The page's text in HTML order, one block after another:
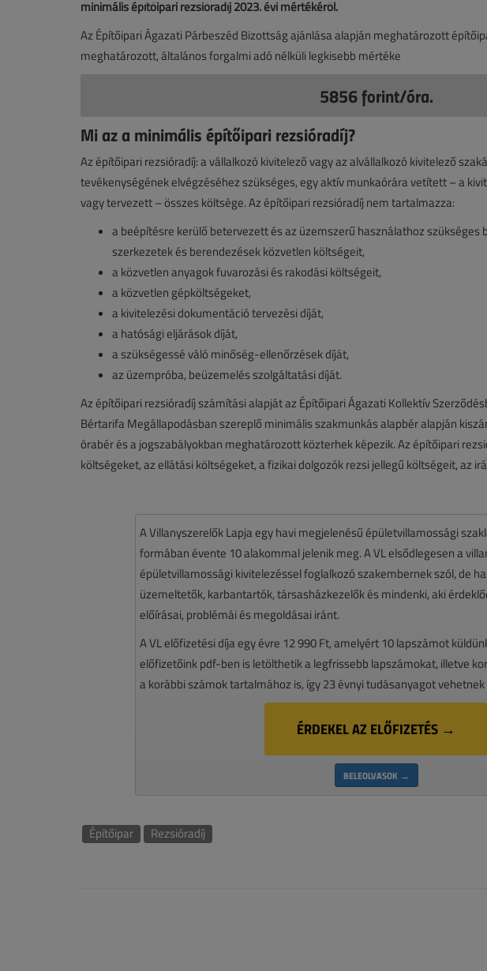
minimális építőipari rezsióradíj 2023. évi mértékéről.
Az Építőipari Ágazati Párbeszéd Bizottság ajánlása alapján meghatározott
meghatározott, általános forgalmi adó nélküli legkisebb mértéke
5856 forint/óra.
Mi az a minimális építőipari rezsióradíj?
Az építőipari rezsióradíj: a vállalkozó kivitelező vagy az alvállalkozó kivitelező
tevékenységének elvégzéséhez szükséges, egy aktív munkaórára vetített – a
vagy tervezett – összes költsége. Az építőipari rezsióradíj nem tartalmazza:
a beépítésre kerülő betervezett és az üzemszerű használathoz szükséges
szerkezetek és berendezések közvetlen költségeit,
a közvetlen anyagok fuvarozási és rakodási költségeit,
a közvetlen gépköltségeket,
a kivitelezési dokumentáció tervezési díját,
a hatósági eljárások díját,
a szükségessé váló minőség-ellenőrzések díját,
az üzempróba, beüzemelés szolgáltatási díját.
Az építőipari rezsióradíj számítási alapját az Építőipari Ágazati Kollektív
Bértarifa Megállapodásban szereplő minimális szakmunkás alapbér alapján
órabér és a jogszabályokban meghatározott közterhek képezik. Az építőipari
költségeket, az ellátási költségeket, a fizikai dolgozók rezsi jellegű költségeit, az
A Villanyszerelők Lapja egy havi megjelenésű épületvillamossági
formában évente 10 alakommal jelenik meg. A VL elsődlegesen a
épületvillamossági kivitelezéssel foglalkozó szakembernek szól, de
üzemeltetők, karbantartók, társasházkezelők és mindenki, aki
előírásai, problémái és megoldásai iránt.
A VL előfizetési díja egy évre 12 990 Ft, amelyért 10 lapszámot
előfizetőink pdf-ben is letölthetik a legfrissebb lapszámokat, illetve
a korábbi számok tartalmához is, így 23 évnyi tudásanyagot
ÉRDEKEL AZ ELŐFIZETÉS →
BELEOLVASOK →
Építőipar Rezsióradíj